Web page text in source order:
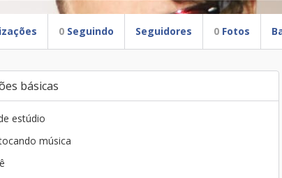
0 Seguindo Seguidores 0 Fotos
básicas
estúdio
música